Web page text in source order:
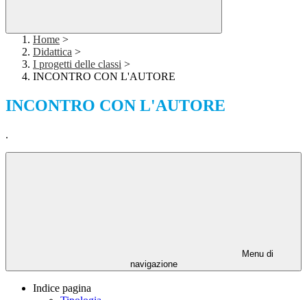
Home >
Didattica >
I progetti delle classi >
INCONTRO CON L'AUTORE
INCONTRO CON L'AUTORE
.
Menu di
navigazione
Indice pagina